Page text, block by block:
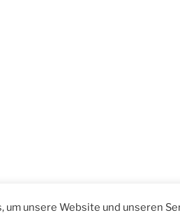
um unsere Website und unseren